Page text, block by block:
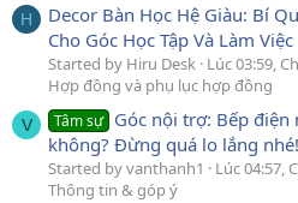
H
Decor Bàn Học Hệ Giàu: Bí
Cho Góc Học Tập Và Làm Việc
Started by Hiru Desk Lúc 03:59,
Hợp đồng và phụ lục hợp đồng
V Tâm sự Góc nội trợ: Bếp điện
không? Đừng quá lo lắng nhé!
Started by vanthanh1 Lúc 04:57,
Thông tin & góp ý